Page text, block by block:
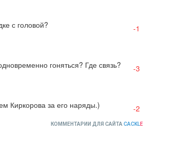
с головой? -1
гоняться? Где связь? -3
Киркорова за его наряды.) -2
КОММЕНТАРИИ ДЛЯ САЙТА CACKLE